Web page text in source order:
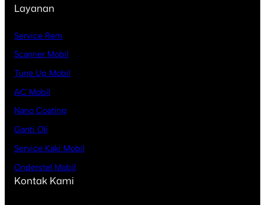
Layanan
Service Rem
Scanner Mobil
Tune Up Mobil
AC Mobil
Nano Coating
Ganti Oli
Service Kaki Mobil
Onderstel Mobil
Kontak Kami